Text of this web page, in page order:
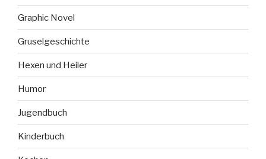
Graphic Novel
Gruselgeschichte
Hexen und Heiler
Humor
Jugendbuch
Kinderbuch